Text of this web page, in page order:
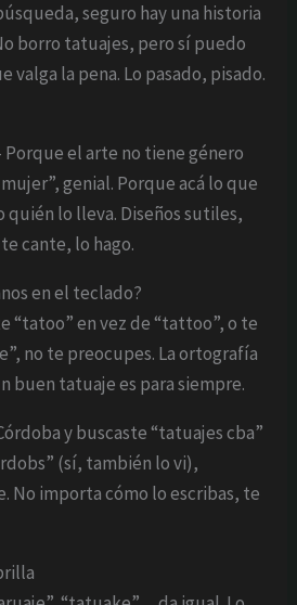
seguro hay una historia
borro tatuajes, pero sí puedo
valga la pena. Lo pasado, pisado.
Porque el arte no tiene género
genial. Porque acá lo que
quién lo lleva. Diseños sutiles,
cante, lo hago.
en el teclado?
“tatoo” en vez de “tattoo”, o te
no te preocupes. La ortografía
buen tatuaje es para siempre.
y buscaste “tatuajes cba”
(sí, también lo vi),
No importa cómo lo escribas, te